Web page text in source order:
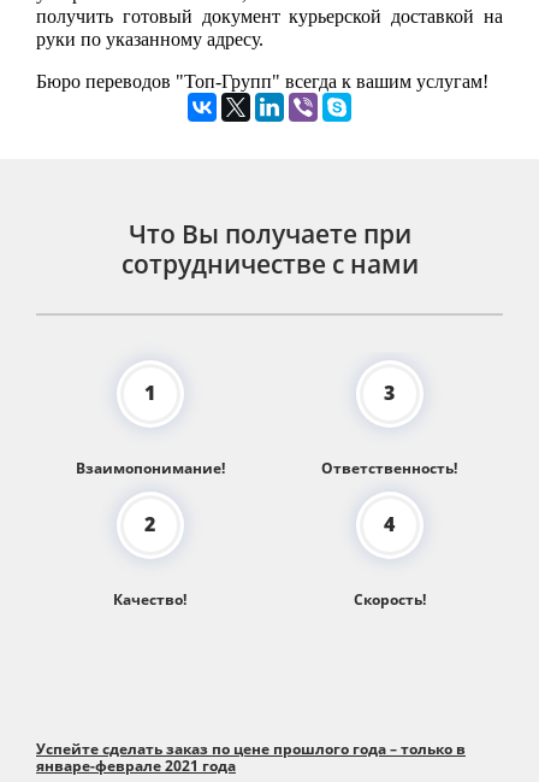
получить готовый документ курьерской доставкой на
руки по указанному адресу.
Бюро переводов "Топ-Групп" всегда к вашим услугам!
Что Вы получаете при
сотрудничестве с нами
1
Взаимопонимание!
2
Качество!
3
Ответственность!
4
Скорость!
Успейте сделать заказ по цене прошлого года – только в
январе-феврале 2021 года